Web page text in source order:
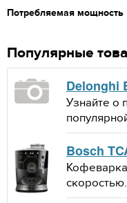
Потребляемая мощность
Популярные
Delonghi
Узнайте о
Bosch
скоростью.